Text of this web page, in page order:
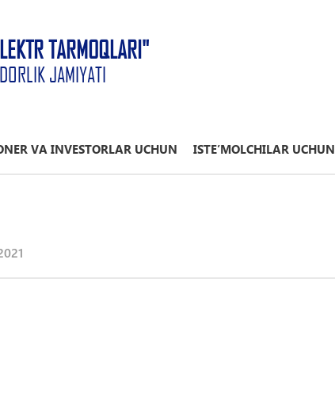
TARMOQLARI"
JAMIYATI
VA INVESTORLAR UCHUN ISTE’MOLCHILAR UCHUN